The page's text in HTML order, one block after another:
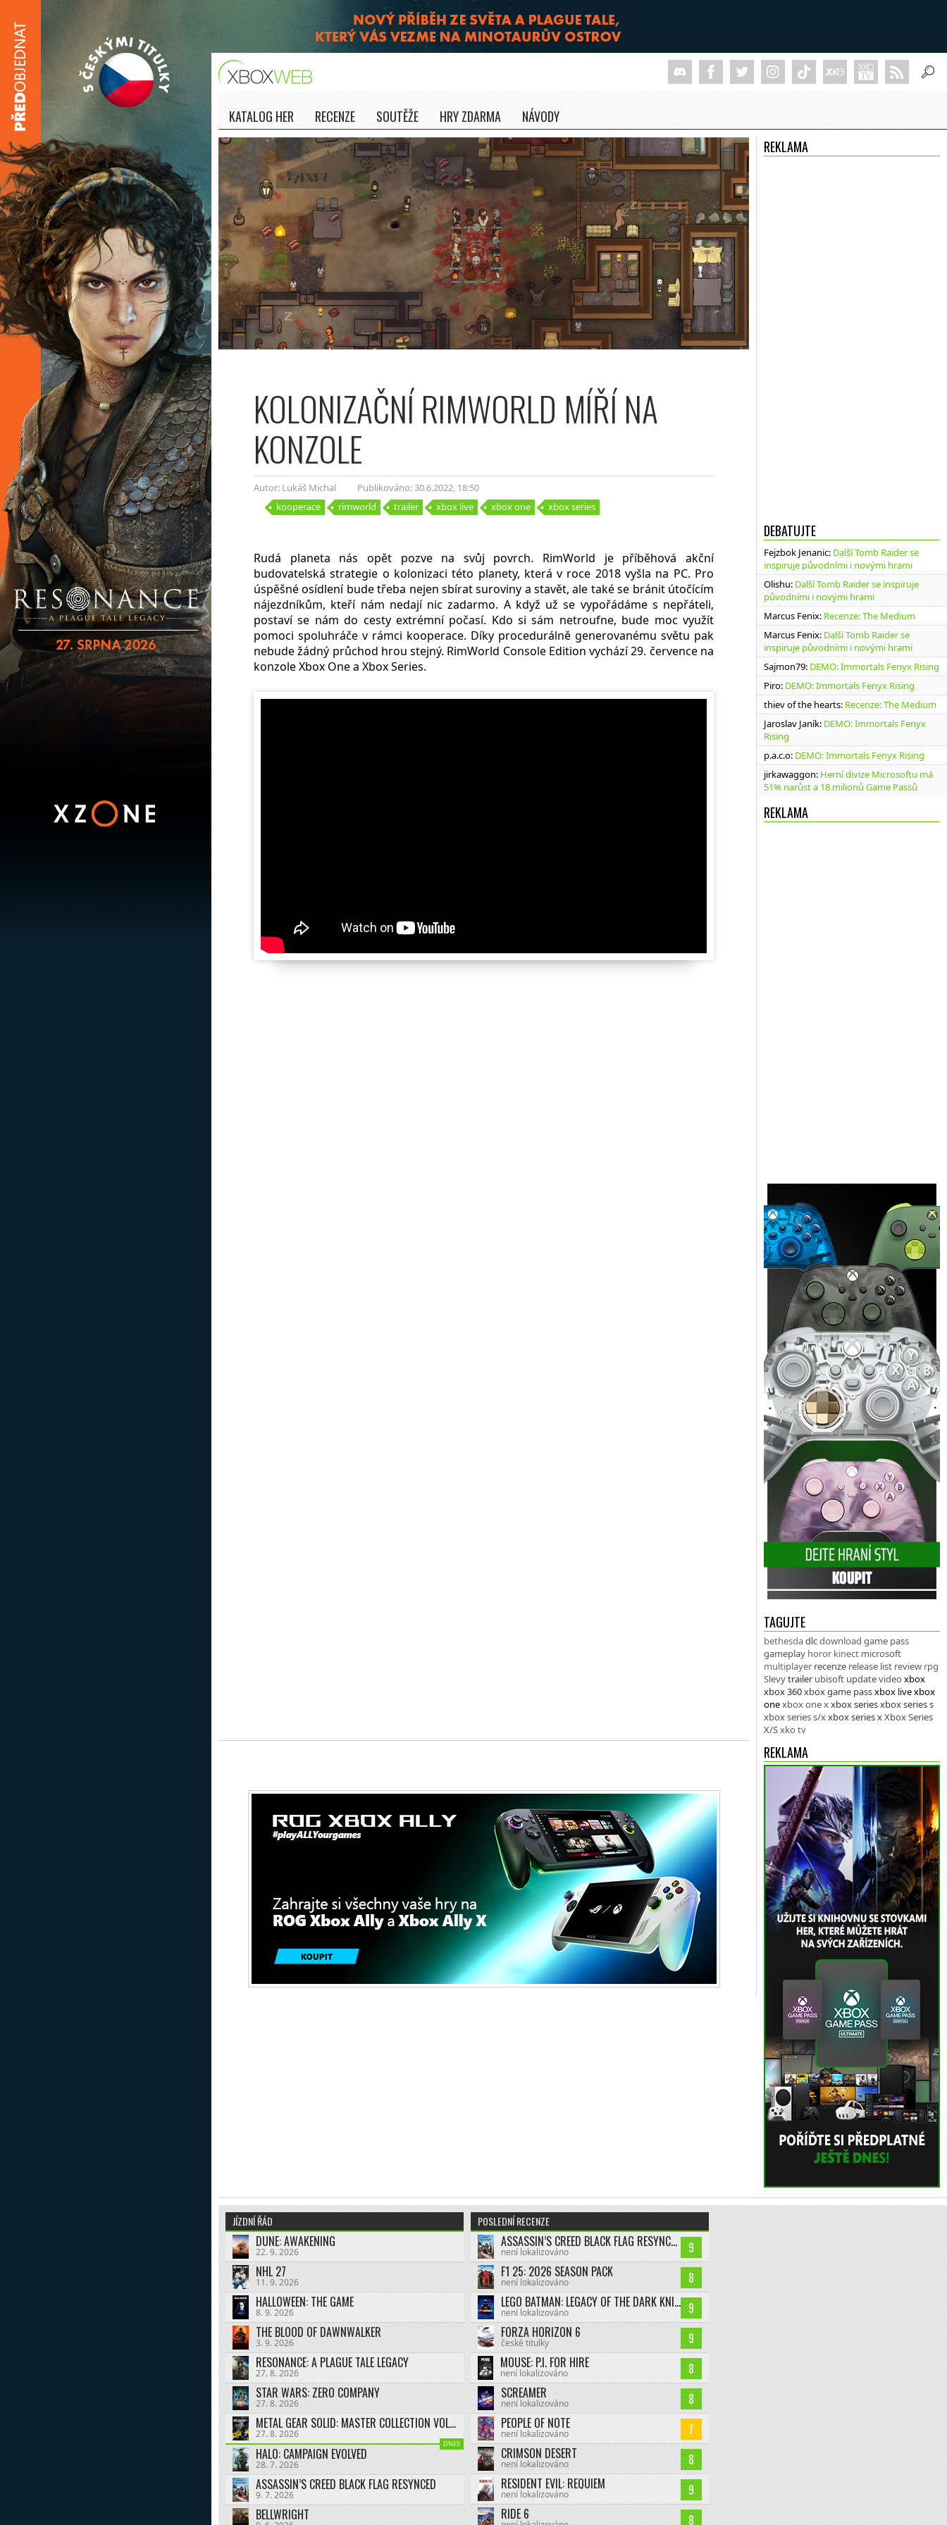
KATALOG HER RECENZE SOUTĚŽE HRY ZDARMA
NÁVODY
REKLAMA
DEBATUJTE
Fejzbok Jenanic: Další Tomb Raider se
inspiruje původními i novými hrami
Olishu: Další Tomb Raider se inspiruje
původními i novými hrami
Marcus Fenix: Recenze: The Medium
Marcus Fenix: Další Tomb Raider se
inspiruje původními i novými hrami
Sajmon79: DEMO: Immortals Fenyx Rising
Piro: DEMO: Immortals Fenyx Rising
thiev of the hearts: Recenze: The Medium
Jaroslav Janík: DEMO: Immortals Fenyx
Rising
p.a.c.o: DEMO: Immortals Fenyx Rising
jirkawaggon: Herní divize Microsoftu má
51% narůst a 18 milionů Game Passů
REKLAMA
TAGUJTE
bethesdadlcdownload game pass
gameplay horor kinect microsoft
multiplayer recenze release list review rpg
Slevytrailer ubisoft updatevideo xbox
xbox 360xbox game passxbox livexbox
onexbox one xxbox seriesxbox series s
xbox series s/xxbox series xXbox Series
X/Sxko tv
REKLAMA
KOLONIZAČNÍ RIMWORLD MÍŘÍ NA
KONZOLE
Autor: Lukáš Michal Publikováno: 30.6.2022, 18:50
kooperace
rimworld trailer xbox live xbox one xbox series
Rudá planeta nás opět pozve na svůj povrch. RimWorld je příběhová akční
budovatelská strategie o kolonizaci této planety, která v roce 2018 vyšla na PC. Pro
úspěšné osídlení bude třeba nejen sbírat suroviny a stavět, ale také se bránit útočícím
nájezdníkům, kteří nám nedají nic zadarmo. A když už se vypořádáme s nepřáteli,
postaví se nám do cesty extrémní počasí. Kdo si sám netroufne, bude moc využít
pomoci spoluhráče v rámci kooperace. Díky procedurálně generovanému světu pak
nebude žádný průchod hrou stejný. RimWorld Console Edition vychází 29. července na
konzole Xbox One a Xbox Series.
JÍZDNÍ ŘÁD
DUNE: AWAKENING
22. 9. 2026
NHL 27
11. 9. 2026
HALLOWEEN: THE GAME
8. 9. 2026
THE BLOOD OF DAWNWALKER
3. 9. 2026
RESONANCE: A PLAGUE TALE LEGACY
27. 8. 2026
STAR WARS: ZERO COMPANY
27. 8. 2026
METAL GEAR SOLID: MASTER COLLECTION VOL.2
27. 8. 2026
DNES
HALO: CAMPAIGN EVOLVED
28. 7. 2026
ASSASSIN’S CREED BLACK FLAG RESYNCED
9. 7. 2026
BELLWRIGHT
POSLEDNÍ RECENZE
9
ASSASSIN’S CREED BLACK FLAG RESYNCED
není lokalizováno
8
F1 25: 2026 SEASON PACK
není lokalizováno
9
LEGO BATMAN: LEGACY OF THE DARK KNIGHT
není lokalizováno
9
FORZA HORIZON 6
české titulky
8
MOUSE: P.I. FOR HIRE
není lokalizováno
8
SCREAMER
není lokalizováno
7
PEOPLE OF NOTE
není lokalizováno
8
CRIMSON DESERT
není lokalizováno
9
RESIDENT EVIL: REQUIEM
není lokalizováno
8
RIDE 6